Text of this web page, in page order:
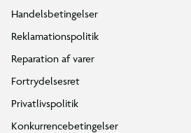
Handelsbetingelser
Reklamationspolitik
Reparation af varer
Fortrydelsesret
Privatlivspolitik
Konkurrencebetingelser